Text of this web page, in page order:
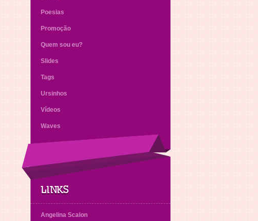
Poesias
Promoção
Quem sou eu?
Slides
Tags
Ursinhos
Vídeos
Waves
LINKS
Angelina Scalon